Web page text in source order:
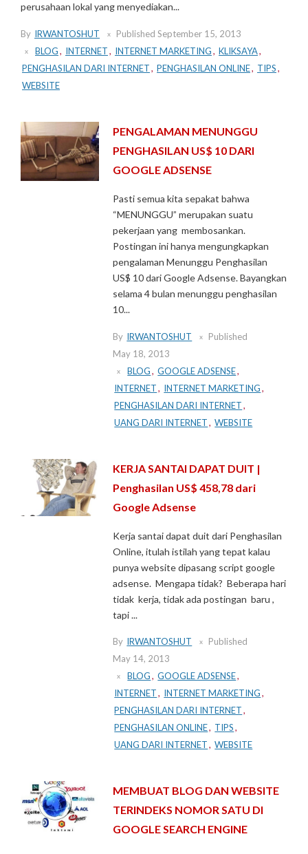
perusahaan lokal yang menyediakan...
By IRWANTOSHUT Published September 15, 2013
BLOG, INTERNET, INTERNET MARKETING, KLIKSAYA,
PENGHASILAN DARI INTERNET, PENGHASILAN ONLINE, TIPS,
WEBSITE
PENGALAMAN MENUNGGU
PENGHASILAN US$ 10 DARI
GOOGLE ADSENSE
Pasti semua kita sepakat bahwa
“MENUNGGU” merupakan suatu
pekerjaan yang membosankan.
Postingan ini hanya mengungkapkan
pengalaman Menunggu Penghasilan
US$ 10 dari Google Adsense. Bayangkan
selama 4 bulan menunggu penghasilan
10...
By IRWANTOSHUT
Published
May 18, 2013
BLOG , GOOGLE ADSENSE,
INTERNET , INTERNET MARKETING ,
PENGHASILAN DARI INTERNET ,
UANG DARI INTERNET , WEBSITE
KERJA SANTAI DAPAT DUIT |
Penghasilan US$ 458,78 dari
Google Adsense
Kerja santai dapat duit dari Penghasilan
Online, itulah istilah yang tepat kalau
punya website dipasang script google
adsense. Mengapa tidak? Beberapa hari
tidak kerja, tidak ada postingan baru ,
tapi ...
By IRWANTOSHUT
Published
May 14, 2013
BLOG , GOOGLE ADSENSE,
INTERNET , INTERNET MARKETING ,
PENGHASILAN DARI INTERNET ,
PENGHASILAN ONLINE, TIPS ,
UANG DARI INTERNET , WEBSITE
MEMBUAT BLOG DAN WEBSITE
TERINDEKS NOMOR SATU DI
GOOGLE SEARCH ENGINE